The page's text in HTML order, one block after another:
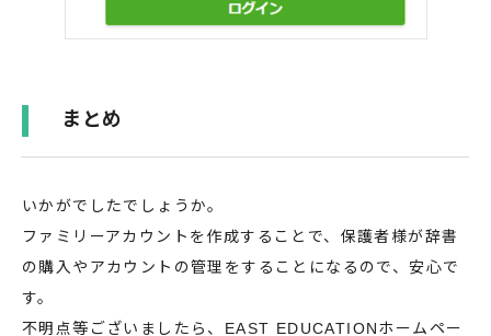
まとめ
いかがでしたでしょうか。
ファミリーアカウントを作成することで、保護者様が辞書
の購入やアカウントの管理をすることになるので、安心で
す。
不明点等ございましたら、EAST EDUCATIONホームペー